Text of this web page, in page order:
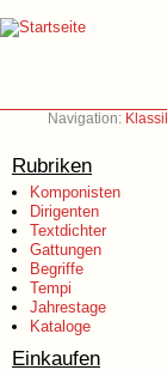
Navigation:
Rubriken
Komponisten
Dirigenten
Textdichter
Gattungen
Begriffe
Tempi
Jahrestage
Kataloge
Einkaufen